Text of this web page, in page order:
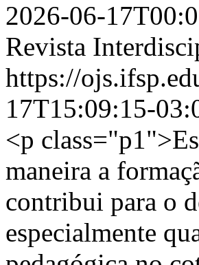
2026-06-
Revista
https://
17T15:09:15-
<p
maneira a
contribui para o
especialmente